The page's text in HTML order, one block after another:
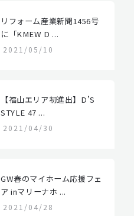
リフォーム産業新聞1456号
に「KMEW D ...
2021/05/10
【福山エリア初進出】D’S
STYLE 47 ...
2021/04/30
GW春のマイホーム応援フェ
ア inマリーナホ ...
2021/04/28